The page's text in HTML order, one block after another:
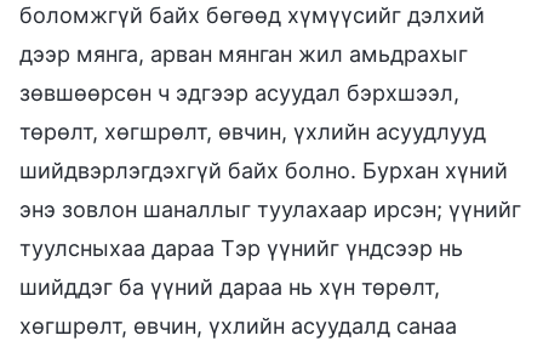
боломжгүй байх бөгөөд хүмүүсийг дэлхий
дээр мянга, арван мянган жил амьдрахыг
зөвшөөрсөн ч эдгээр асуудал бэрхшээл,
төрөлт, хөгшрөлт, өвчин, үхлийн асуудлууд
шийдвэрлэгдэхгүй байх болно. Бурхан хүний
энэ зовлон шаналлыг туулахаар ирсэн; үүнийг
туулсныхаа дараа Тэр үүнийг үндсээр нь
шийддэг ба үүний дараа нь хүн төрөлт,
хөгшрөлт, өвчин, үхлийн асуудалд санаа